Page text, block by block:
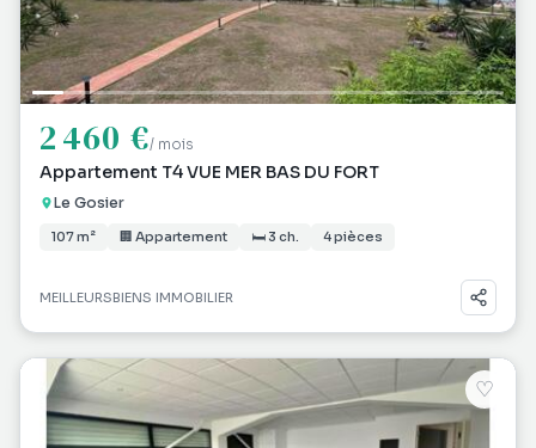
2 460 €/ mois
Appartement T4 VUE MER BAS DU FORT
Le Gosier
107 m² 🏢 Appartement 🛏 3 ch. 4 pièces
MEILLEURSBIENS IMMOBILIER
♡